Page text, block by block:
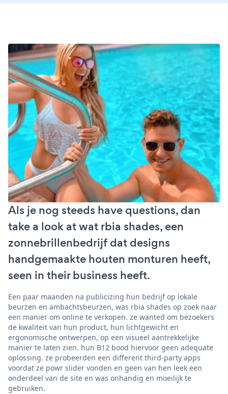
Als je nog steeds have questions, dan
take a look at wat rbia shades, een
zonnebrillenbedrijf dat designs
handgemaakte houten monturen heeft,
seen in their business heeft.
Een paar maanden na publicizing hun bedrijf op lokale
beurzen en ambachtsbeurzen, was rbia shades op zoek naar
een manier om online te verkopen. ze wanted om bezoekers
de kwaliteit van hun product, hun lichtgewicht en
ergonomische ontwerpen, op een visueel aantrekkelijke
manier te laten zien. hun B12 bood hiervoor geen adequate
oplossing. ze probeerden een different third-party apps
voordat ze powr slider vonden en geen van hen leek een
onderdeel van de site en was onhandig en moeilijk te
gebruiken.